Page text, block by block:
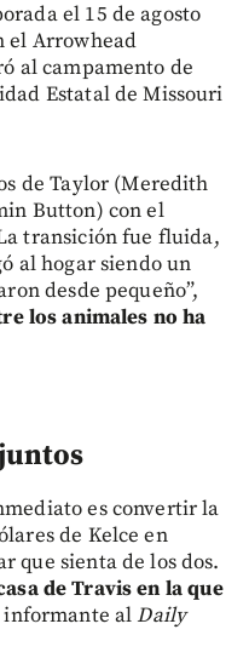
el 15 de agosto
el Arrowhead
al campamento de
Estatal de Missouri
de Taylor (Meredith
Button) con el
transición fue fluida,
al hogar siendo un
desde pequeño”,
los animales no ha
es convertir la
de Kelce en
que sienta de los dos.
de Travis en la que
informante alDaily